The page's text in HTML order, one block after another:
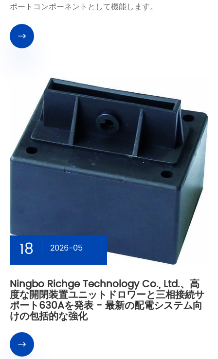
ポートコンポーネントとして機能します。

18 2026-05
Ningbo Richge Technology Co., Ltd.、高
度な開閉装置ユニットドロワーと三相接続サ
ポート630Aを発表 - 最新の配電システム向
けの包括的な強化
